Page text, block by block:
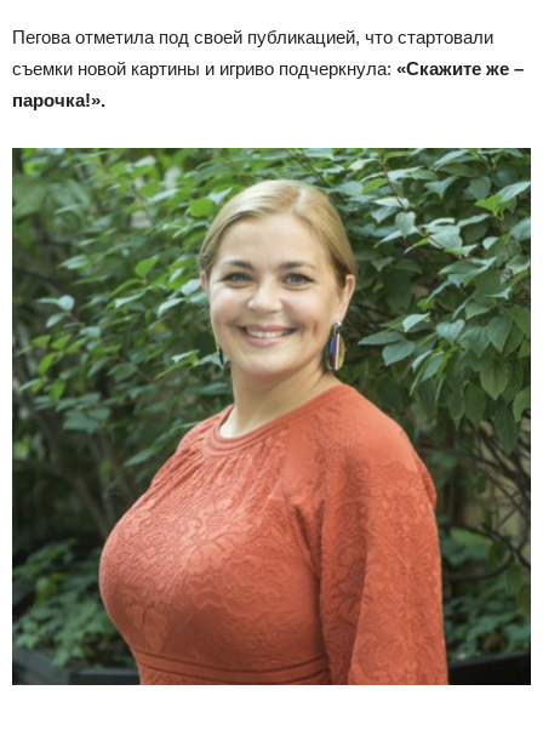
Пегова отметила под своей публикацией, что стартовали
съемки новой картины и игриво подчеркнула: «Скажите же –
парочка!».